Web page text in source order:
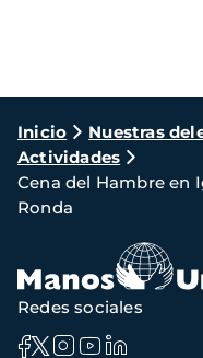
Ruta
de
navegación
Inicio Nuestras
Actividades
Cena del Hambre en
Ronda
Redes sociales